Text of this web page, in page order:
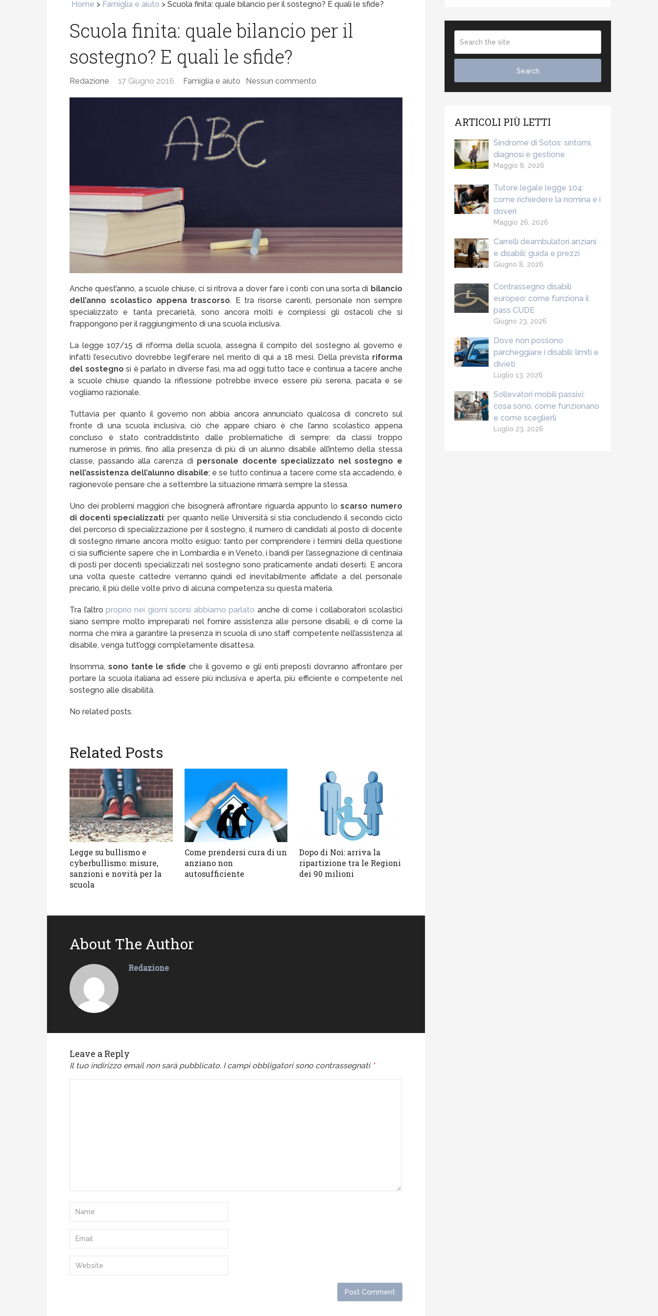
Home > Famiglia e aiuto >Scuola finita: quale bilancio per il sostegno? E quali le sfide?
Scuola finita: quale bilancio per il
sostegno? E quali le sfide?
Redazione 17 Giugno 2016 Famiglia e aiuto Nessun commento
Anche quest’anno, a scuole chiuse, ci si ritrova a dover fare i conti con una sorta di bilancio
dell’anno scolastico appena trascorso. E tra risorse carenti, personale non sempre
specializzato e tanta precarietà, sono ancora molti e complessi gli ostacoli che si
frappongono per il raggiungimento di una scuola inclusiva.
La legge 107/15 di riforma della scuola, assegna il compito del sostegno al governo e
infatti l’esecutivo dovrebbe legiferare nel merito di qui a 18 mesi. Della prevista riforma
del sostegno si è parlato in diverse fasi, ma ad oggi tutto tace e continua a tacere anche
a scuole chiuse quando la riflessione potrebbe invece essere più serena, pacata e se
vogliamo razionale.
Tuttavia per quanto il governo non abbia ancora annunciato qualcosa di concreto sul
fronte di una scuola inclusiva, ciò che appare chiaro è che l’anno scolastico appena
concluso è stato contraddistinto dalle problematiche di sempre: da classi troppo
numerose in primis, fino alla presenza di più di un alunno disabile all’interno della stessa
classe, passando alla carenza di personale docente specializzato nel sostegno e
nell’assistenza dell’alunno disabile; e se tutto continua a tacere come sta accadendo, è
ragionevole pensare che a settembre la situazione rimarrà sempre la stessa.
Uno dei problemi maggiori che bisognerà affrontare riguarda appunto loscarso numero
di docenti specializzati: per quanto nelle Università si stia concludendo il secondo ciclo
del percorso di specializzazione per il sostegno, il numero di candidati al posto di docente
di sostegno rimane ancora molto esiguo: tanto per comprendere i termini della questione
ci sia sufficiente sapere che in Lombardia e in Veneto, i bandi per l’assegnazione di centinaia
di posti per docenti specializzati nel sostegno sono praticamente andati deserti. E ancora
una volta queste cattedre verranno quindi ed inevitabilmente affidate a del personale
precario, il più delle volte privo di alcuna competenza su questa materia.
Tra l’altro proprio nei giorni scorsi abbiamo parlato anche di come i collaboratori scolastici
siano sempre molto impreparati nel fornire assistenza alle persone disabili, e di come la
norma che mira a garantire la presenza in scuola di uno staff competente nell’assistenza al
disabile, venga tutt’oggi completamente disattesa.
Insomma, sono tante le sfide che il governo e gli enti preposti dovranno affrontare per
portare la scuola italiana ad essere più inclusiva e aperta, più efficiente e competente nel
sostegno alle disabilità.
No related posts.
Related Posts
Legge su bullismo e
cyberbullismo: misure,
sanzioni e novità per la
scuola
Come prendersi cura di un
anziano non
autosufficiente
Dopo di Noi: arriva la
ripartizione tra le Regioni
dei 90 milioni
About The Author
Redazione
Leave a Reply
Il tuo indirizzo email non sarà pubblicato. I campi obbligatori sono contrassegnati *
ARTICOLI PIÙ LETTI
Sindrome di Sotos: sintomi,
diagnosi e gestione
Maggio 8, 2026
Tutore legale legge 104:
come richiedere la nomina e i
doveri
Maggio 26, 2026
Carrelli deambulatori anziani
e disabili: guida e prezzi
Giugno 8, 2026
Contrassegno disabili
europeo: come funziona il
pass CUDE
Giugno 23, 2026
Dove non possono
parcheggiare i disabili: limiti e
divieti
Luglio 13, 2026
Sollevatori mobili passivi:
cosa sono, come funzionano
e come sceglierli
Luglio 23, 2026